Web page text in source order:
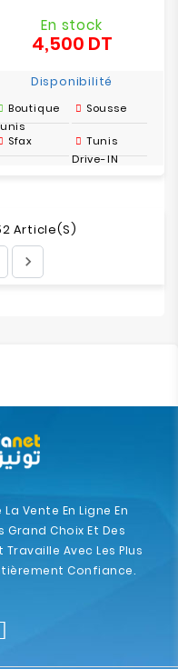
En stock
4,500 DTPrix
Disponibilité
Boutique
Sousse
Sfax
Tunis
Drive-IN
Article(s)

Vente En Ligne En
Grand Choix Et Des
Travaille Avec Les Plus
Confiance.